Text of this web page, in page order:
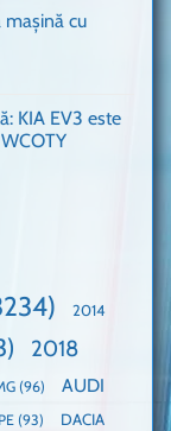
mașină cu
KIA EV3 este
2014
2018
(96)
AUDI
(93)
DACIA